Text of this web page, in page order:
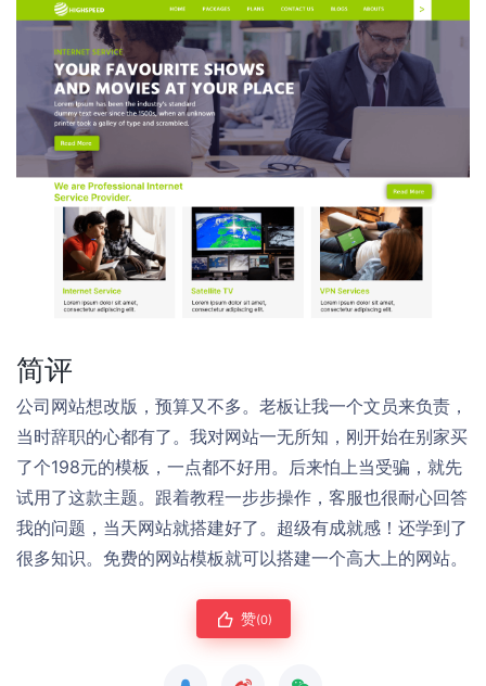
简评
公司网站想改版，预算又不多。老板让我一个文员来负责，
当时辞职的心都有了。我对网站一无所知，刚开始在别家买
了个198元的模板，一点都不好用。后来怕上当受骗，就先
试用了这款主题。跟着教程一步步操作，客服也很耐心回答
我的问题，当天网站就搭建好了。超级有成就感！还学到了
很多知识。免费的网站模板就可以搭建一个高大上的网站。
赞(0)